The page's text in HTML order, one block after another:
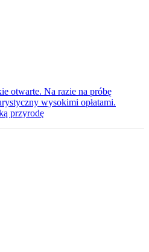
otwarte. Na razie na próbę
wysokimi opłatami.
przyrodę